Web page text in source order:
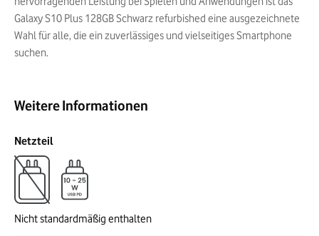
Galaxy S10 Plus 128GB Schwarz refurbished eine ausgezeichnete
Wahl für alle, die ein zuverlässiges und vielseitiges Smartphone
suchen.
Weitere Informationen
Netzteil
Nicht standardmäßig enthalten